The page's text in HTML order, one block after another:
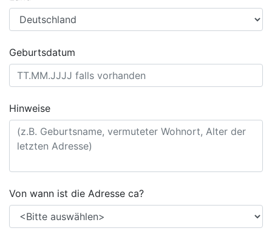
Geburtsdatum
Hinweise
Von wann ist die Adresse ca?